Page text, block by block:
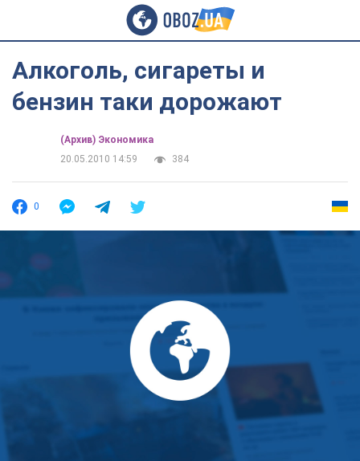
Алкоголь, сигареты и
бензин таки дорожают
(Архив) Экономика
20.05.2010 14:59
384
0